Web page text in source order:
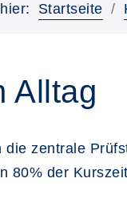
Startseite
Alltag
die zentrale
80% der